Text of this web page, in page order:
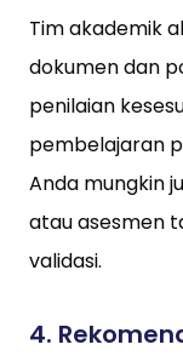
Tim akademik
dokumen dan
penilaian
pembelajaran
Anda mungkin
atau asesmen
validasi.
4.